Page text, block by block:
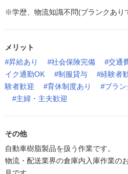
※学歴、物流知識不問(ブランクあり
メリット
#昇給あり
#社会保険完備 #交通
イク通勤OK
#制服貸与 #経験者
験者歓迎
#育休制度あり #ブラ
#主婦・主夫歓迎
その他
自動車樹脂製品を扱う作業です。
物流・配送業界の倉庫内入庫作業の